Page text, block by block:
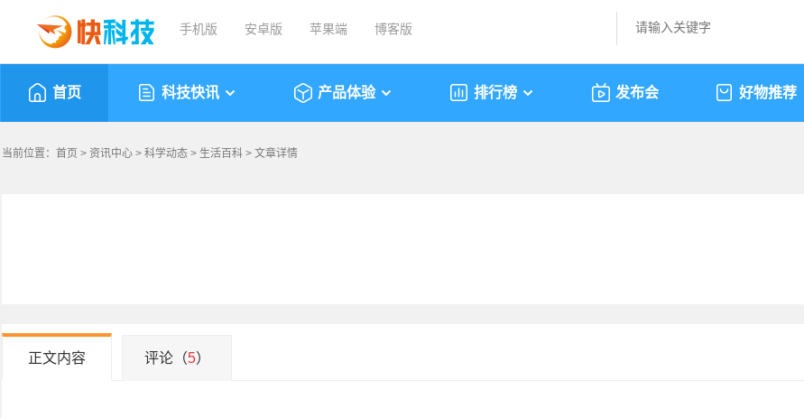
手机版 安卓版 苹果端 博客版
首页 科技快讯 产品体验 排行榜 发布会 好物推荐
当前位置： 首页 > 资讯中心 > 科学动态 > 生活百科 > 文章详情
正文内容 评论（5）